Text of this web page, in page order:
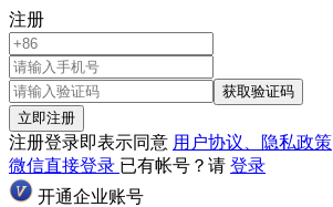
注册
获取验证码
立即注册
注册登录即表示同意 用户协议、隐私政策
微信直接登录 已有帐号？请 登录
开通企业账号